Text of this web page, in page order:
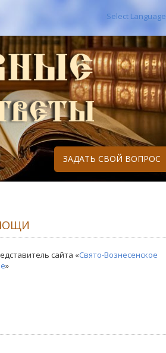
Select Language
ЗАДАТЬ СВОЙ ВОПРОС
сайта «Свято-Вознесенское
»